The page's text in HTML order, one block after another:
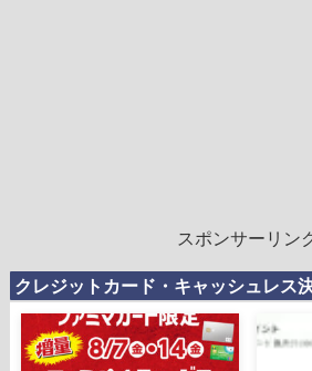
スポンサーリン
クレジットカード・キャッシュレス